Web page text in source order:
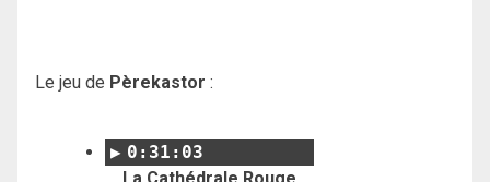
Le jeu de Pèrekastor :
0:31:03